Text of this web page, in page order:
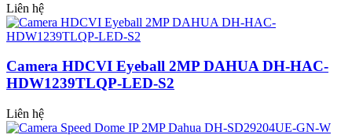
Liên hệ
Camera HDCVI Eyeball 2MP DAHUA DH-HAC-
HDW1239TLQP-LED-S2
Liên hệ